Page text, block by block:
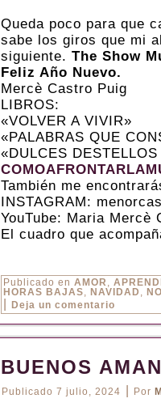
Queda poco para que
sabe los giros que mi
siguiente. The Show
Feliz Año Nuevo.
Mercè Castro Puig
LIBROS:
«VOLVER A VIVIR»
«PALABRAS QUE
«DULCES
También me
INSTAGRAM:
YouTube: Maria Mercè
El cuadro que
Publicado en AMOR ,
HORAS BAJAS, NAVIDAD ,
Deja un comentario
BUENOS
Publicado 7 julio, 2024 Por